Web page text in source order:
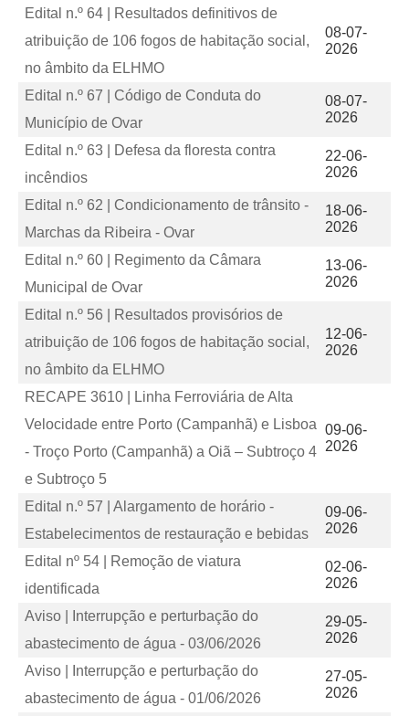
Edital n.º 64 | Resultados definitivos de
atribuição de 106 fogos de habitação social,
no âmbito da ELHMO
08-07-
2026
Edital n.º 67 | Código de Conduta do
Município de Ovar
08-07-
2026
Edital n.º 63 | Defesa da floresta contra
incêndios
22-06-
2026
Edital n.º 62 | Condicionamento de trânsito -
Marchas da Ribeira - Ovar
18-06-
2026
Edital n.º 60 | Regimento da Câmara
Municipal de Ovar
13-06-
2026
Edital n.º 56 | Resultados provisórios de
atribuição de 106 fogos de habitação social,
no âmbito da ELHMO
12-06-
2026
RECAPE 3610 | Linha Ferroviária de Alta
Velocidade entre Porto (Campanhã) e Lisboa
- Troço Porto (Campanhã) a Oiã – Subtroço 4
e Subtroço 5
09-06-
2026
Edital n.º 57 | Alargamento de horário -
Estabelecimentos de restauração e bebidas
09-06-
2026
Edital nº 54 | Remoção de viatura
identificada
02-06-
2026
Aviso | Interrupção e perturbação do
abastecimento de água - 03/06/2026
29-05-
2026
Aviso | Interrupção e perturbação do
abastecimento de água - 01/06/2026
27-05-
2026